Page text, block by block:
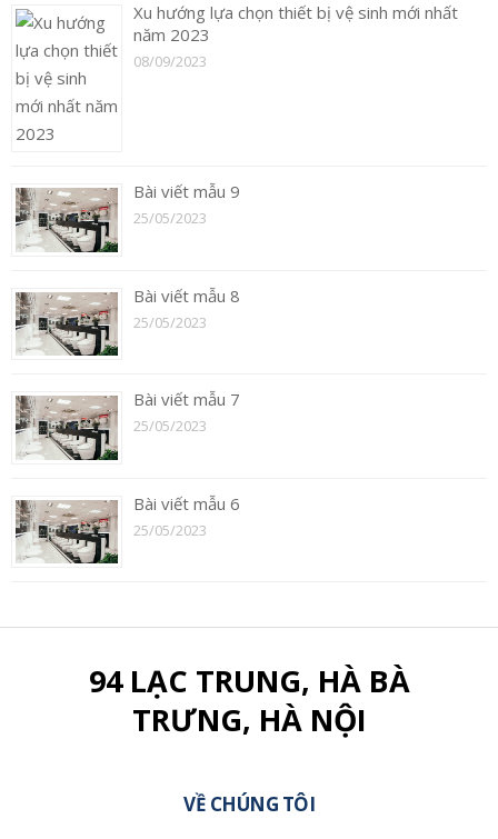
Xu hướng lựa chọn thiết bị vệ sinh mới nhất
năm 2023
08/09/2023
Bài viết mẫu 9
25/05/2023
Bài viết mẫu 8
25/05/2023
Bài viết mẫu 7
25/05/2023
Bài viết mẫu 6
25/05/2023
94 LẠC TRUNG, HÀ BÀ
TRƯNG, HÀ NỘI
VỀ CHÚNG TÔI